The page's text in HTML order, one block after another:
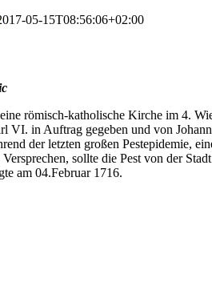
05-15T08:56:06+02:00
römisch-katholische Kirche im 4.
VI. in Auftrag gegeben und von
der letzten großen Pestepidemie,
sollte die Pest von der
am 04.Februar 1716.